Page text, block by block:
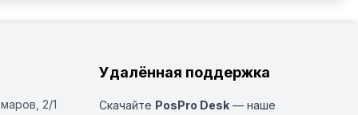
2/1
Удалённая поддержка
Скачайте PosPro Desk — наше